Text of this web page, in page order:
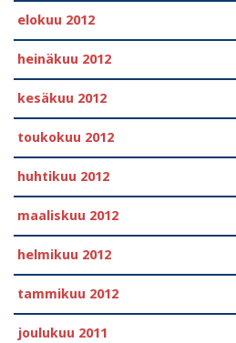
elokuu 2012
heinäkuu 2012
kesäkuu 2012
toukokuu 2012
huhtikuu 2012
maaliskuu 2012
helmikuu 2012
tammikuu 2012
joulukuu 2011